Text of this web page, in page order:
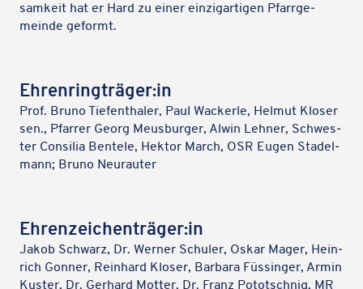
sam­keit hat er Hard zu einer einzig­ar­ti­gen Pfarr­ge­
meinde geformt.
Ehrenringträger:in
Prof. Bruno Tief­en­tha­ler, Paul Wackerle, Helmut Kloser
sen., Pfarrer Georg Meus­bur­ger, Alwin Lehner, Schwes­
ter Consi­lia Bentele, Hektor March, OSR Eugen Stadel­
mann; Bruno Neurauter
Ehrenzeichenträger:in
Jakob Schwarz, Dr. Werner Schuler, Oskar Mager, Hein­
rich Gonner, Rein­hard Kloser, Barbara Füssin­ger, Armin
Kuster, Dr. Gerhard Motter, Dr. Franz Potot­sch­nig, MR